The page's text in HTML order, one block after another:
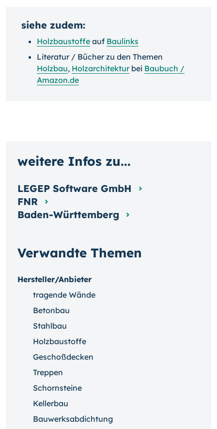
siehe zudem:
Holzbaustoffe auf Baulinks
Literatur / Bücher zu den Themen
Holzbau, Holzarchitekturbei Baubuch /
Amazon.de
Verwandte Themen
Hersteller/Anbieter
tragende Wände
Betonbau
Stahlbau
Holzbaustoffe
Geschoßdecken
Treppen
Schornsteine
Kellerbau
Bauwerksabdichtung
weitere Infos zu...
LEGEP Software GmbH
FNR
Baden-Württemberg